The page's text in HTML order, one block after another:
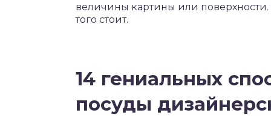
величины картины или поверхности.
того стоит.
14 гениальных
посуды